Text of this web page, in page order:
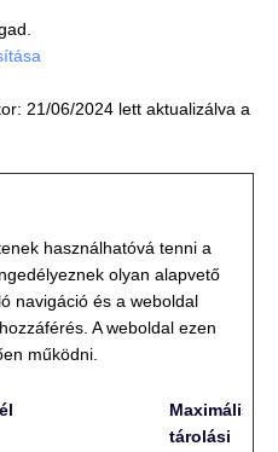
21/06/2024 lett aktualizálva a
használhatóvá tenni a
olyan alapvető
navigáció és a weboldal
A weboldal ezen
működni.
Maximális
tárolási